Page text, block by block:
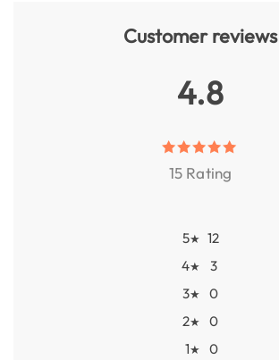
Customer reviews
4.8
15 Rating
5★ 12
4★
3
3★
0
2★
0
1★ 0